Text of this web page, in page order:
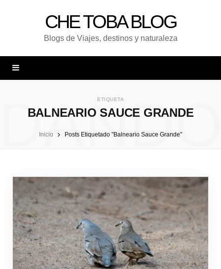
CHE TOBA BLOG
Blogs de Viajes, destinos y naturaleza
ETIQUETA
BALNEARIO SAUCE GRANDE
UNA
Inicio Posts Etiquetado "Balneario Sauce Grande"